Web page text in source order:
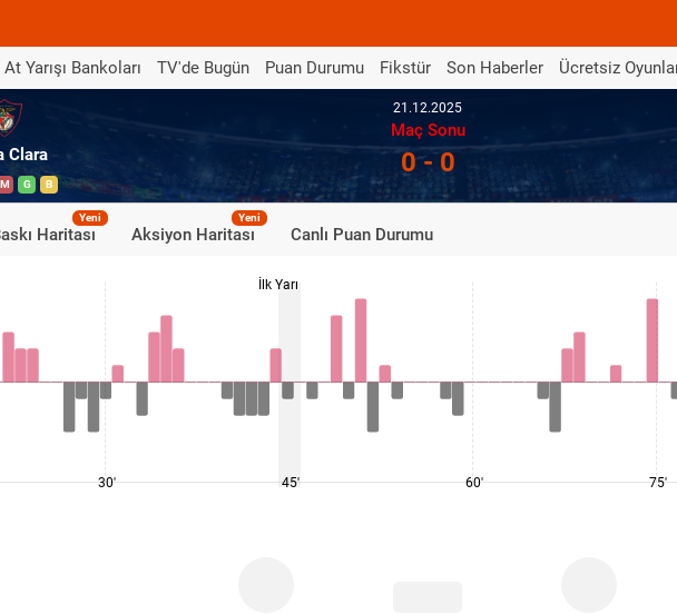
At Yarışı Bankoları TV'de Bugün Puan Durumu Fikstür Son Haberler Ücretsiz
Clara
M G B
21.12.2025
Maç Sonu
0 - 0
Haritası
Yeni
Aksiyon Haritası
Yeni
Canlı Puan Durumu
30'
İlk Yarı
45' 60' 75'